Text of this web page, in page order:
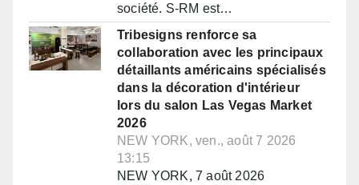
société. S-RM est…
Tribesigns renforce sa
collaboration avec les principaux
détaillants américains spécialisés
dans la décoration d'intérieur
lors du salon Las Vegas Market
2026
NEW YORK, ven., août 7 2026
13:15
NEW YORK, 7 août 2026